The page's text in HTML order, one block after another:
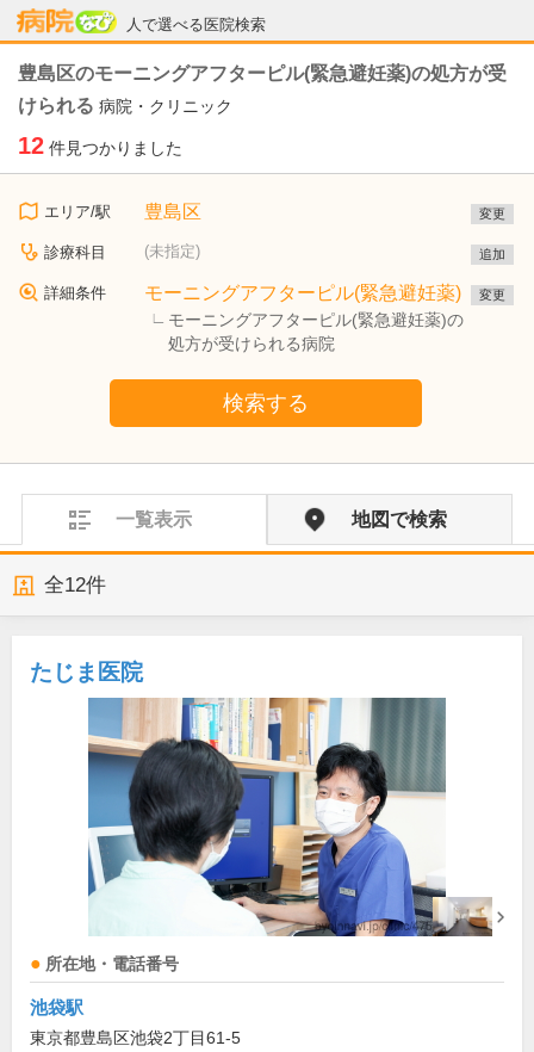
人で選べる医院検索
病院なび
豊島区のモーニングアフターピル(緊急避妊薬)の処方が受
けられる 病院・クリニック
12 件見つかりました
エリア/駅 豊島区 変更
診療科目 (未指定) 追加
詳細条件 モーニングアフターピル(緊急避妊薬)
モーニングアフターピル(緊急避妊薬)の
処方が受けられる病院
変更
検索する
一覧表示 地図で検索
全12件
たじま医院
所在地・電話番号
池袋駅
東京都豊島区池袋2丁目61-5